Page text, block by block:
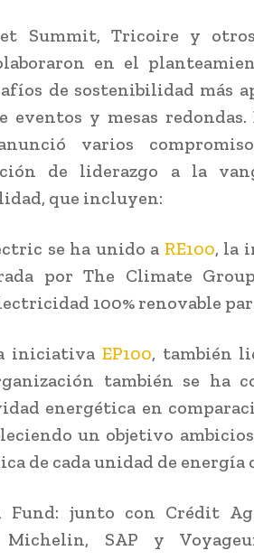
Summit, Tricoire y
en el
de sostenibilidad más
eventos y mesas redondas.
varios
de liderazgo a la
que incluyen:
se ha unido a RE100, la
por The Climate
100% renovable
iniciativa EP100, también
también se ha
energética en
un objetivo
de cada unidad de energía
Fund: junto con Crédit
Michelin, SAP y